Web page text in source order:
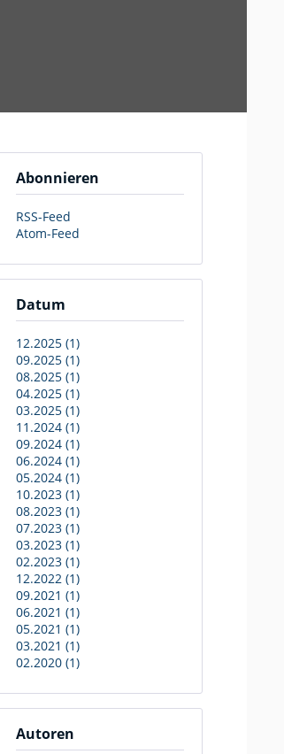
Abonnieren
RSS-Feed
Atom-Feed
Datum
12.2025 (1)
09.2025 (1)
08.2025 (1)
04.2025 (1)
03.2025 (1)
11.2024 (1)
09.2024 (1)
06.2024 (1)
05.2024 (1)
10.2023 (1)
08.2023 (1)
07.2023 (1)
03.2023 (1)
02.2023 (1)
12.2022 (1)
09.2021 (1)
06.2021 (1)
05.2021 (1)
03.2021 (1)
02.2020 (1)
Autoren